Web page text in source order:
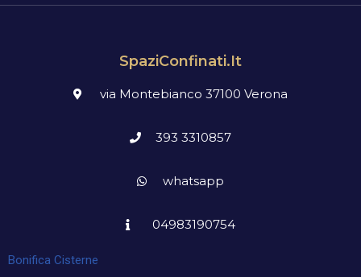
SpaziConfinati.it
via Montebianco 37100 Verona
393 3310857
whatsapp
04983190754
Bonifica Cisterne